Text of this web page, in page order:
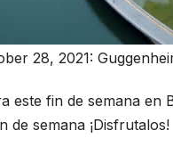
28, 2021:
este fin de semana en
de semana ¡Disfrutalos!